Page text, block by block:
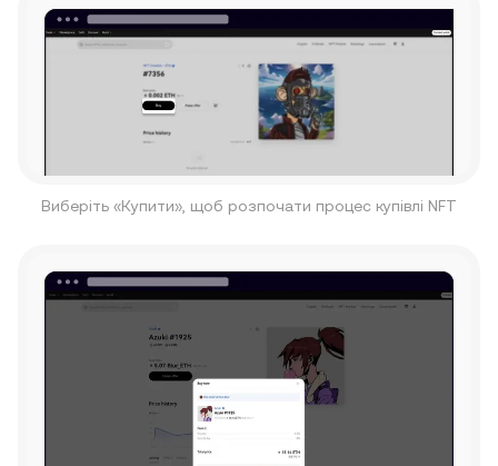
Виберіть «Купити», щоб розпочати процес купівлі NFT